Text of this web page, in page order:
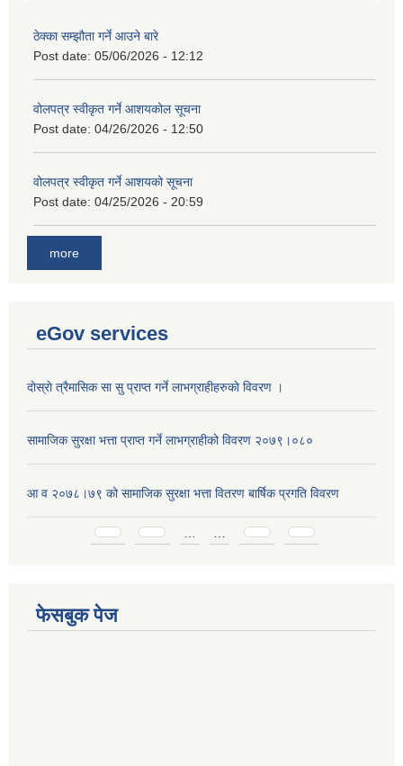
ठेक्का सम्झौता गर्ने आउने बारे
Post date: 05/06/2026 - 12:12
वोलपत्र स्वीकृत गर्ने आशयकोल सूचना
Post date: 04/26/2026 - 12:50
वोलपत्र स्वीकृत गर्ने आशयको सूचना
Post date: 04/25/2026 - 20:59
more
eGov services
दाेस्राे त्रैमासिक सा सु प्राप्त गर्ने लाभग्राहीहरुकाे विवरण ।
सामाजिक सुरक्षा भत्ता प्राप्त गर्ने लाभग्राहीको विवरण २०७९।०८०
आ व २०७८।७९ को सामाजिक सुरक्षा भत्ता वितरण बार्षिक प्रगति विवरण
Pages
फेसबुक पेज